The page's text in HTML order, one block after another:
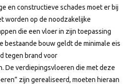
en constructieve schades moet er bij
worden op de noodzakelijke
die een vloer in zijn toepassing
bestaande bouw geldt de minimale eis
tegen brand voor
De verdiepingsvloeren die met deze
zijn gerealiseerd, moeten hieraan